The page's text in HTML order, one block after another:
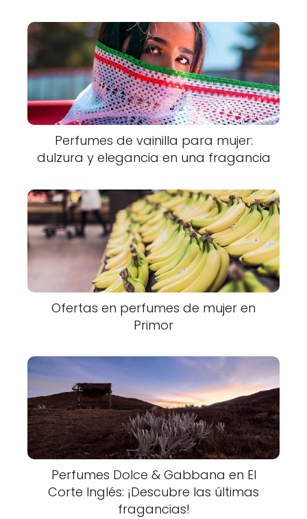
Perfumes de vainilla para mujer:
dulzura y elegancia en una fragancia
Ofertas en perfumes de mujer en
Primor
Perfumes Dolce & Gabbana en El
Corte Inglés: ¡Descubre las últimas
fragancias!